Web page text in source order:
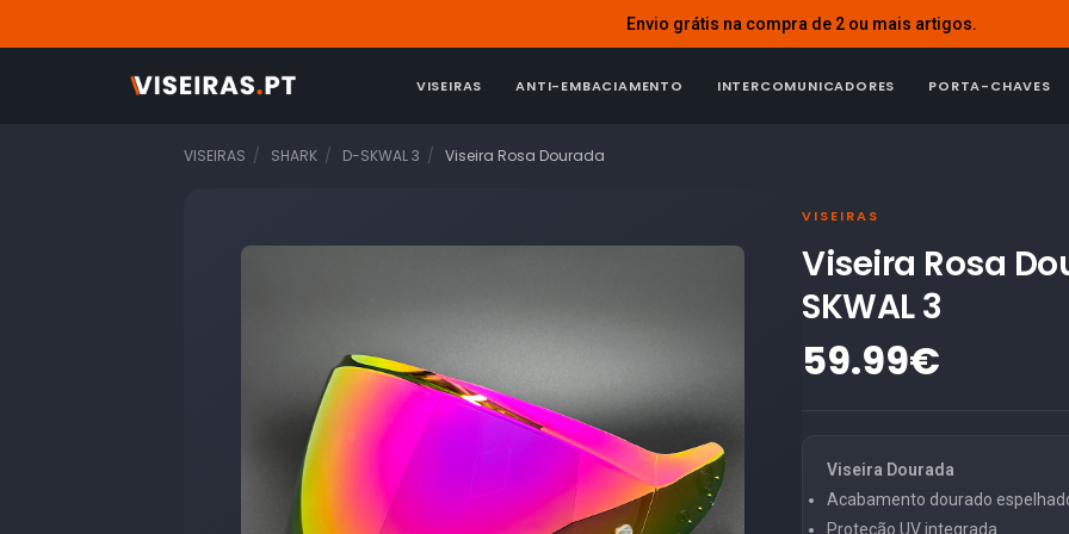
Envio grátis na compra de 2 ou mais artigos.
VISEIRAS ANTI-EMBACIAMENTO INTERCOMUNICADORES PORTA-CHAVES
VISEIRAS SHARK D-SKWAL 3 Viseira Rosa Dourada
VISEIRAS
Viseira Rosa
SKWAL 3
59.99€
Viseira Dourada
Acabamento dourado
Proteção UV integrada